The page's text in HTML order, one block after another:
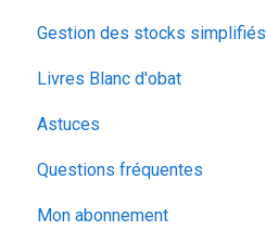
Gestion des stocks simplifiés
Livres Blanc d'obat
Astuces
Questions fréquentes
Mon abonnement